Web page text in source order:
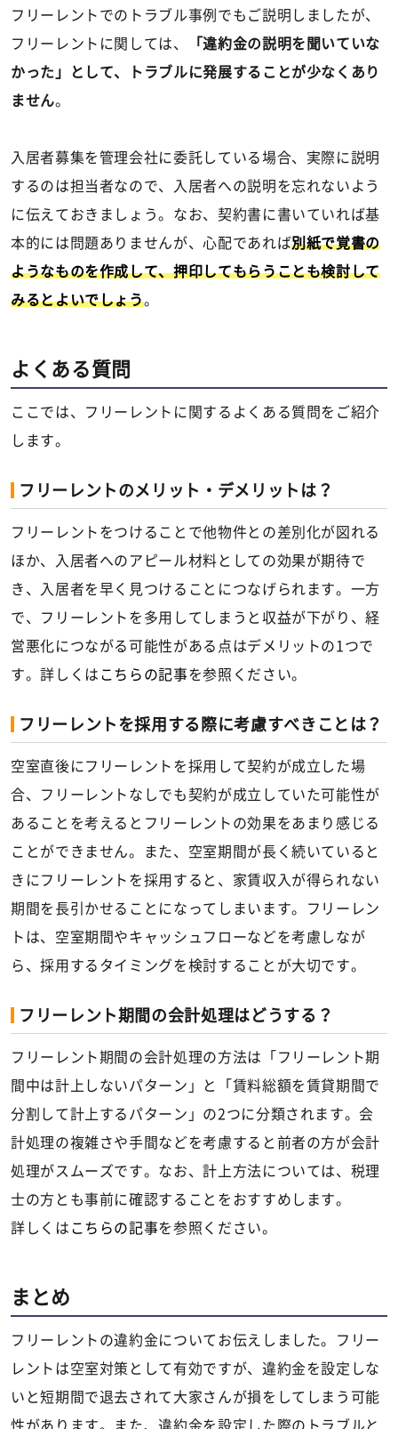
フリーレントでのトラブル事例でもご説明しましたが、
フリーレントに関しては、
「違約金の説明を聞いていな
かった」として、トラブルに発展することが少なくあり
ません。
入居者募集を管理会社に委託している場合、実際に説明
するのは担当者なので、入居者への説明を忘れないよう
に伝えておきましょう。なお、契約書に書いていれば基
本的には問題ありませんが、心配であれば別紙で覚書の
ようなものを作成して、押印してもらうことも検討して
みるとよいでしょう。
よくある質問
ここでは、フリーレントに関するよくある質問をご紹介
します。
フリーレントのメリット・デメリットは？
フリーレントをつけることで他物件との差別化が図れる
ほか、入居者へのアピール材料としての効果が期待で
き、入居者を早く見つけることにつなげられます。一方
で、フリーレントを多用してしまうと収益が下がり、経
営悪化につながる可能性がある点はデメリットの1つで
す。詳しくは こちらの記事を参照ください。
フリーレントを採用する際に考慮すべきことは？
空室直後にフリーレントを採用して契約が成立した場
合、フリーレントなしでも契約が成立していた可能性が
あることを考えるとフリーレントの効果をあまり感じる
ことができません。また、空室期間が長く続いていると
きにフリーレントを採用すると、家賃収入が得られない
期間を長引かせることになってしまいます。フリーレン
トは、空室期間やキャッシュフローなどを考慮しなが
ら、採用するタイミングを検討することが大切です。
フリーレント期間の会計処理はどうする？
フリーレント期間の会計処理の方法は「フリーレント期
間中は計上しないパターン」と「賃料総額を賃貸期間で
分割して計上するパターン」の2つに分類されます。会
計処理の複雑さや手間などを考慮すると前者の方が会計
処理がスムーズです。なお、計上方法については、税理
士の方とも事前に確認することをおすすめします。
詳しくは こちらの記事を参照ください。
まとめ
フリーレントの違約金についてお伝えしました。フリー
レントは空室対策として有効ですが、違約金を設定しな
いと短期間で退去されて大家さんが損をしてしまう可能
性があります。また、違約金を設定した際のトラブルと